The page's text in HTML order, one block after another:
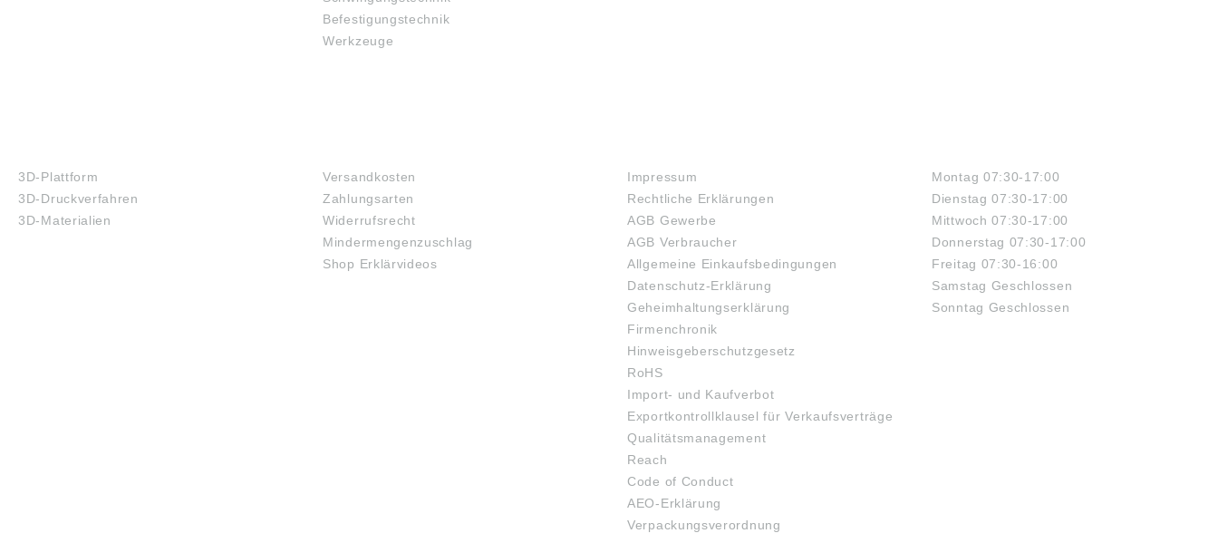
Befestigungstechnik
Werkzeuge
3D-Plattform
3D-Druckverfahren
3D-Materialien
Versandkosten
Zahlungsarten
Widerrufsrecht
Mindermengenzuschlag
Shop Erklärvideos
Impressum
Rechtliche Erklärungen
AGB Gewerbe
AGB Verbraucher
Allgemeine Einkaufsbedingungen
Datenschutz-Erklärung
Geheimhaltungserklärung
Firmenchronik
Hinweisgeberschutzgesetz
RoHS
Import- und Kaufverbot
Exportkontrollklausel für Verkaufsverträge
Qualitätsmanagement
Reach
Code of Conduct
AEO-Erklärung
Verpackungsverordnung
Montag 07:30-17:00
Dienstag 07:30-17:00
Mittwoch 07:30-17:00
Donnerstag 07:30-17:00
Freitag 07:30-16:00
Samstag Geschlossen
Sonntag Geschlossen